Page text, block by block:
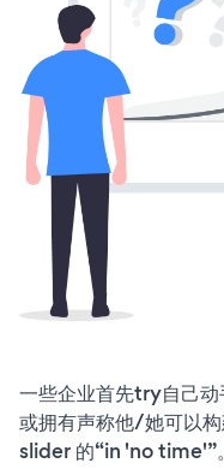
一些企业首先try自己
或拥有声称他/她可以
slider 的“in 'no time'”。